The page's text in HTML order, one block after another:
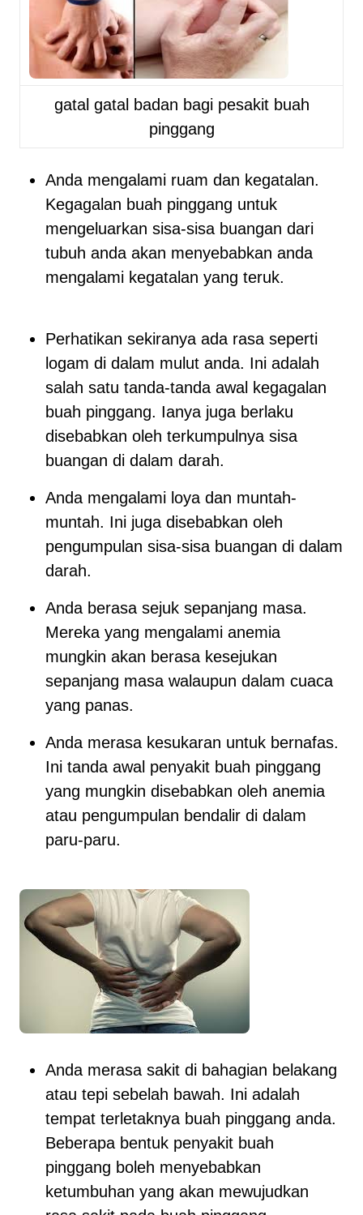
gatal gatal badan bagi pesakit buah
pinggang
Anda mengalami ruam dan kegatalan.
Kegagalan buah pinggang untuk
mengeluarkan sisa-sisa buangan dari
tubuh anda akan menyebabkan anda
mengalami kegatalan yang teruk.
Perhatikan sekiranya ada rasa seperti
logam di dalam mulut anda. Ini adalah
salah satu tanda-tanda awal kegagalan
buah pinggang. Ianya juga berlaku
disebabkan oleh terkumpulnya sisa
buangan di dalam darah.
Anda mengalami loya dan muntah-
muntah. Ini juga disebabkan oleh
pengumpulan sisa-sisa buangan di dalam
darah.
Anda berasa sejuk sepanjang masa.
Mereka yang mengalami anemia
mungkin akan berasa kesejukan
sepanjang masa walaupun dalam cuaca
yang panas.
Anda merasa kesukaran untuk bernafas.
Ini tanda awal penyakit buah pinggang
yang mungkin disebabkan oleh anemia
atau pengumpulan bendalir di dalam
paru-paru.
Anda merasa sakit di bahagian belakang
atau tepi sebelah bawah. Ini adalah
tempat terletaknya buah pinggang anda.
Beberapa bentuk penyakit buah
pinggang boleh menyebabkan
ketumbuhan yang akan mewujudkan